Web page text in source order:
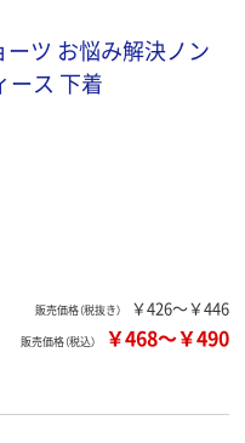
ーツ お悩み解決ノン
ース 下着
販売価格（税抜き） ￥426～￥446
販売価格（税込） ￥468～￥490